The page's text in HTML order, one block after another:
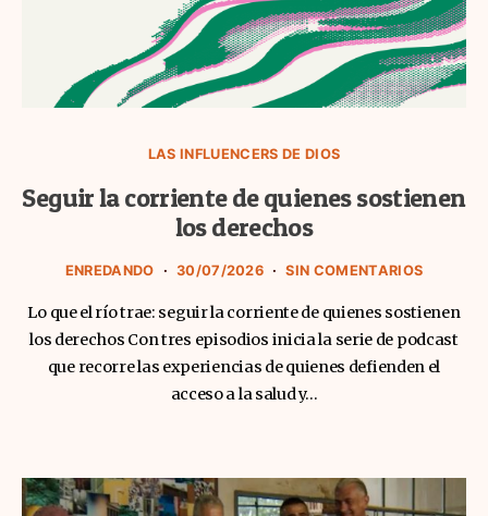
LAS INFLUENCERS DE DIOS
Seguir la corriente de quienes sostienen
los derechos
ENREDANDO 30/07/2026 SIN COMENTARIOS
Lo que el río trae: seguir la corriente de quienes sostienen
los derechos Con tres episodios inicia la serie de podcast
que recorre las experiencias de quienes defienden el
acceso a la salud y…